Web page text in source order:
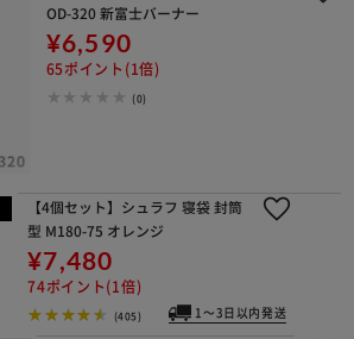
OD-320 新富士バーナー
¥6,590
65ポイント(1倍)
(0)
【4個セット】シュラフ 寝袋 封筒型 M
180-75 オレンジ
¥7,480
74ポイント(1倍)
(405) 1～3日以内発送